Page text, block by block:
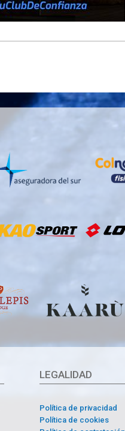
LEGALIDAD
Política de privacidad
Política de cookies